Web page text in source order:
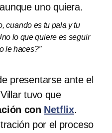
uno quiera.
cuando es tu pala y tu
lo que quiere es seguir
le haces?”
presentarse ante el
tuvo que
con Netflix.
por el proceso